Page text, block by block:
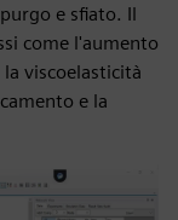
e sfiato. Il
come l'aumento
viscoelasticità
e la